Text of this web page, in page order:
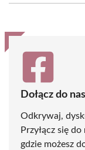
(Twitter)
Dołącz do
Odkrywaj,
Przyłącz się
gdzie możesz